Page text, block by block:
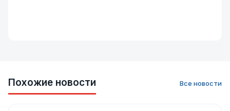
Похожие новости Все новости